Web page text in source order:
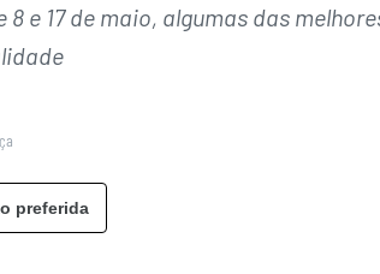
e 17 de maio, algumas das
preferida